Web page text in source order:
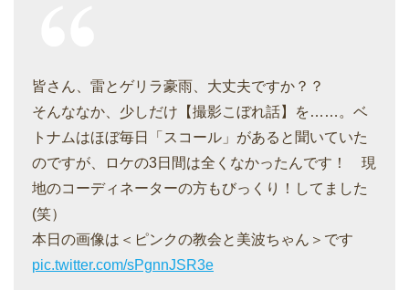
皆さん、雷とゲリラ豪雨、大丈夫ですか？？
そんななか、少しだけ【撮影こぼれ話】を……。ベ
トナムはほぼ毎日「スコール」があると聞いていた
のですが、ロケの3日間は全くなかったんです！ 現
地のコーディネーターの方もびっくり！してました
(笑）
本日の画像は＜ピンクの教会と美波ちゃん＞です
pic.twitter.com/sPgnnJSR3e